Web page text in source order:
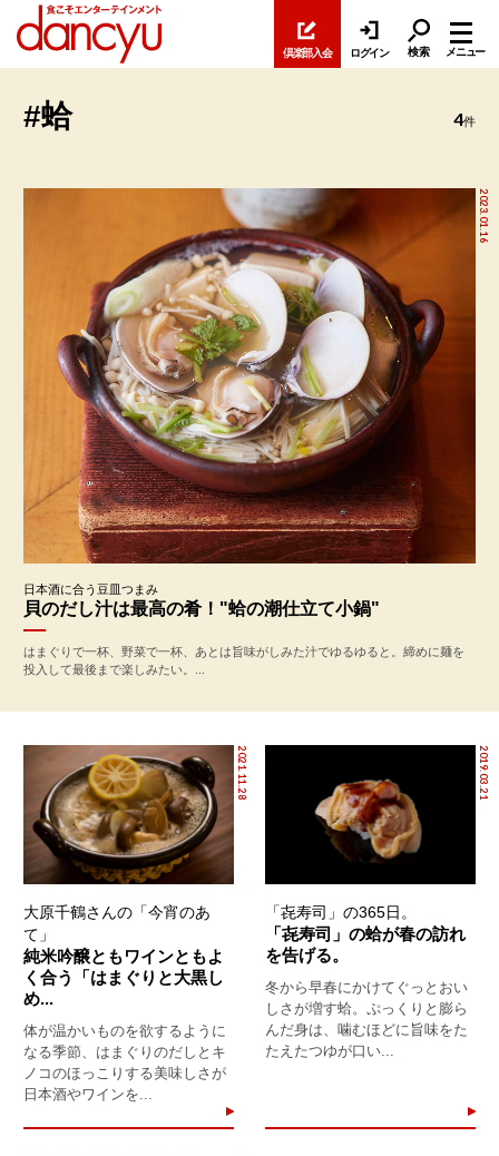
倶楽部入会 ログイン 検索 メニュー
#蛤 4件
2023.01.16
日本酒に合う豆皿つまみ
貝のだし汁は最高の肴！"蛤の潮仕立て小鍋"
はまぐりで一杯、野菜で一杯、あとは旨味がしみた汁でゆるゆると。締めに麺を
投入して最後まで楽しみたい。...
2021.11.28
大原千鶴さんの「今宵のあ
て」
純米吟醸ともワインともよ
く合う「はまぐりと大黒し
め...
体が温かいものを欲するように
なる季節、はまぐりのだしとキ
ノコのほっこりする美味しさが
日本酒やワインを...
2019.03.21
「㐂寿司」の365日。
「㐂寿司」の蛤が春の訪れ
を告げる。
冬から早春にかけてぐっとおい
しさが増す蛤。ぷっくりと膨ら
んだ身は、噛むほどに旨味をた
たえたつゆが口い...